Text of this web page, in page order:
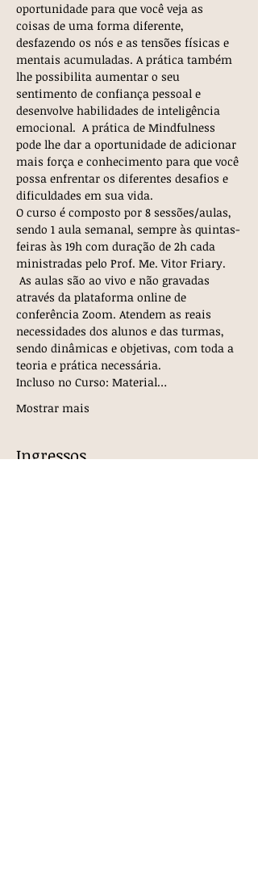
oportunidade para que você veja as
coisas de uma forma diferente,
desfazendo os nós e as tensões físicas e
mentais acumuladas. A prática também
lhe possibilita aumentar o seu
sentimento de confiança pessoal e
desenvolve habilidades de inteligência
emocional.  A prática de Mindfulness
pode lhe dar a oportunidade de adicionar
mais força e conhecimento para que você
possa enfrentar os diferentes desafios e
dificuldades em sua vida.
O curso é composto por 8 sessões/aulas,
sendo 1 aula semanal, sempre às quintas-
feiras às 19h com duração de 2h cada
ministradas pelo Prof. Me. Vitor Friary.
As aulas são ao vivo e não gravadas
através da plataforma online de
conferência Zoom. Atendem as reais
necessidades dos alunos e das turmas,
sendo dinâmicas e objetivas, com toda a
teoria e prática necessária.
Incluso no Curso: Material…
Mostrar mais
Ingressos